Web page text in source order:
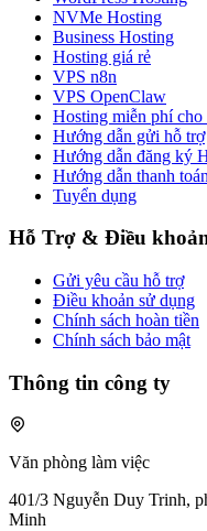
NVMe Hosting
Business Hosting
Hosting giá rẻ
VPS n8n
VPS OpenClaw
Hosting miễn phí cho
Hướng dẫn gửi hỗ trợ
Hướng dẫn đăng ký
Hướng dẫn thanh toán
Tuyển dụng
Hỗ Trợ & Điều
Gửi yêu cầu hỗ trợ
Điều khoản sử dụng
Chính sách hoàn tiền
Chính sách bảo mật
Thông tin công ty
Văn phòng làm việc
401/3 Nguyễn Duy Trinh,
Minh